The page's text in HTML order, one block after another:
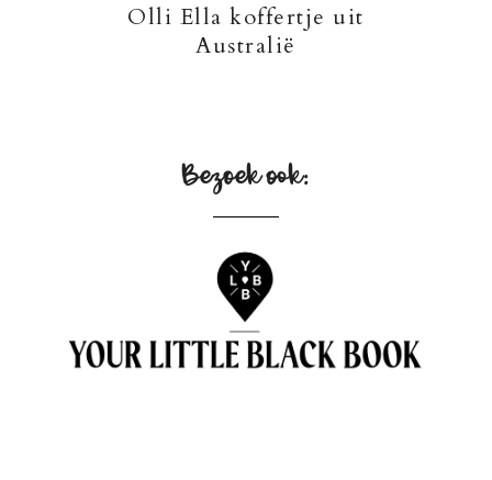
Olli Ella koffertje uit
Australië
Bezoek ook: